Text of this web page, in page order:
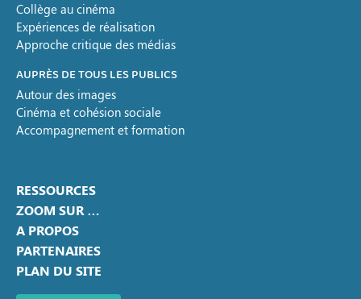
Collège au cinéma
Expériences de réalisation
Approche critique des médias
AUPRÈS DE TOUS LES PUBLICS
Autour des images
Cinéma et cohésion sociale
Accompagnement et formation
RESSOURCES
ZOOM SUR …
A PROPOS
PARTENAIRES
PLAN DU SITE